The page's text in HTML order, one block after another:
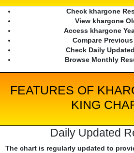
Check khargone
View khargone
Access khargone
Compare
Check Daily
Browse Monthly
FEATURES OF
KING
Daily Updated
The chart is regularly updated to